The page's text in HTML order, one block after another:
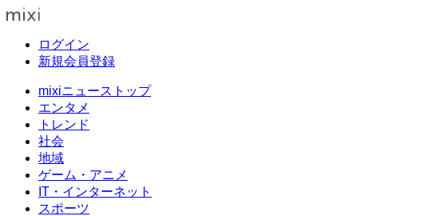
ログイン
新規会員登録
mixiニューストップ
エンタメ
トレンド
社会
地域
ゲーム・アニメ
IT・インターネット
スポーツ